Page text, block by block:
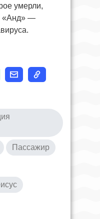
умерли,
«Анд» —
Пассажир